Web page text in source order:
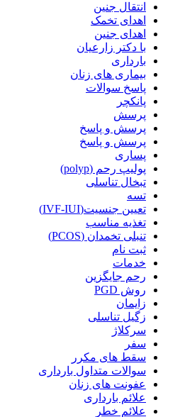
انتقال جنین
اهدای تخمک
اهدای جنین
با دکتر زارعیان
بارداری
بیماری های زنان
پاسخ سوالات
پانکچر
پرسش
پرسش و پاسخ
پرسش و پاسخ
پساری
پولیپ رحم (polyp)
تبخال تناسلی
تسه
تعیین جنسیت(IVF-IUI)
تغذیه مناسب
تنبلی تخمدان (PCOS)
ثبت نام
خدمات
رحم جایگزین
روش PGD
زایمان
زگیل تناسلی
سرکلاژ
سفر
سقط های مکرر
سوالات متداول بارداری
عفونت های زنان
علائم بارداری
علائم خطر